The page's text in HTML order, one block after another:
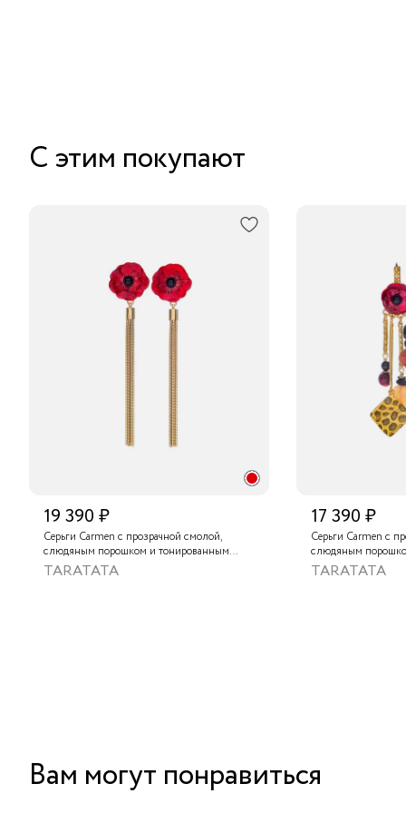
С этим покупают
19 390 ₽
Серьги Carmen с прозрачной смолой,
слюдяным порошком и тонированным
агатом
TARATATA
17 390 ₽
Серьги Carmen с
слюдяным
песчаником,
золотистым
TARATATA
Вам могут понравиться